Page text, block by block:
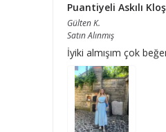
Puantiyeli Askılı
GültenK.
Satın Alınmış
İyiki almışım çok